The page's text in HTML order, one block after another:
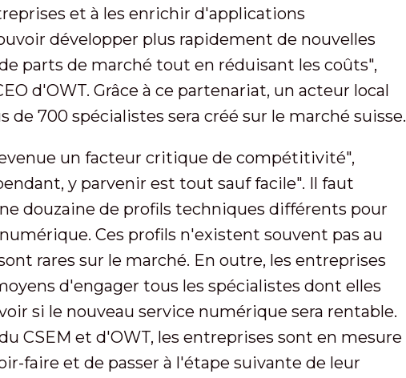
et à les enrichir d'applications
développer plus rapidement de nouvelles
parts de marché tout en réduisant les coûts",
d'OWT. Grâce à ce partenariat, un acteur local
700 spécialistes sera créé sur le marché suisse.
un facteur critique de compétitivité",
y parvenir est tout sauf facile". Il faut
douzaine de profils techniques différents pour
Ces profils n'existent souvent pas au
rares sur le marché. En outre, les entreprises
d'engager tous les spécialistes dont elles
si le nouveau service numérique sera rentable.
CSEM et d'OWT, les entreprises sont en mesure
faire et de passer à l'étape suivante de leur